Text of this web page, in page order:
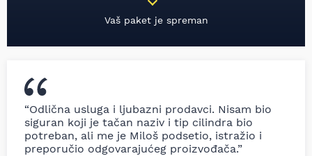
Vaš paket je spreman
“Odlična usluga i ljubazni prodavci. Nisam bio
siguran koji je tačan naziv i tip cilindra bio
potreban, ali me je Miloš podsetio, istražio i
preporučio odgovarajućeg proizvođača.”